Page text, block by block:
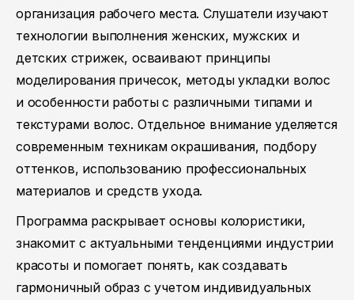
организация рабочего места. Слушатели изучают
технологии выполнения женских, мужских и
детских стрижек, осваивают принципы
моделирования причесок, методы укладки волос
и особенности работы с различными типами и
текстурами волос. Отдельное внимание уделяется
современным техникам окрашивания, подбору
оттенков, использованию профессиональных
материалов и средств ухода.
Программа раскрывает основы колористики,
знакомит с актуальными тенденциями индустрии
красоты и помогает понять, как создавать
гармоничный образ с учетом индивидуальных